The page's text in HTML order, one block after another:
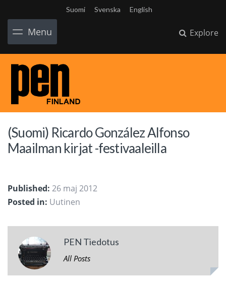
Suomi Svenska English
Menu Explore
(Suomi) Ricardo González Alfonso
Maailman kirjat -festivaaleilla
Published: 26 maj 2012
Posted in: Uutinen
PEN Tiedotus
All Posts